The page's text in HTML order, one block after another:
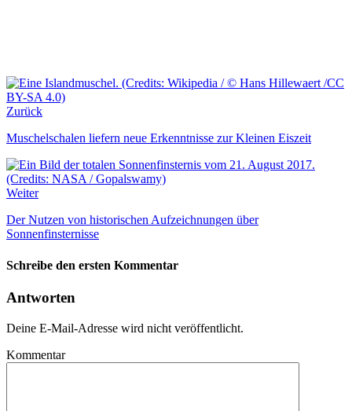
Zurück
Muschelschalen liefern neue Erkenntnisse zur Kleinen Eiszeit
Weiter
Der Nutzen von historischen Aufzeichnungen über
Sonnenfinsternisse
Schreibe den ersten Kommentar
Antworten
Deine E-Mail-Adresse wird nicht veröffentlicht.
Kommentar